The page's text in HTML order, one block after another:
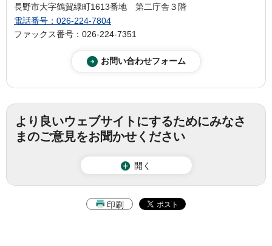
長野市大字鶴賀緑町1613番地 第二庁舎３階
電話番号：026-224-7804
ファックス番号：026-224-7351
より良いウェブサイトにするためにみなさ
まのご意見をお聞かせください
開く
印刷